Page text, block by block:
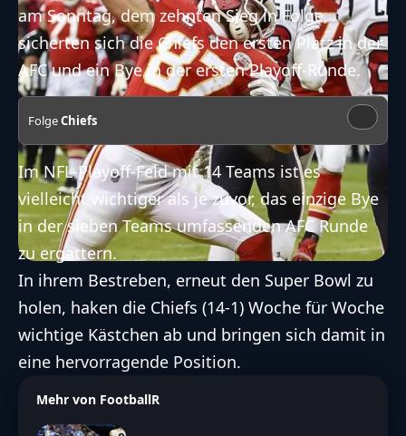
am Sonntag, dem zehnten Sieg in Folge,
sicherten sich dieChiefsden ersten Platz in der
AFCund ein Bye in der ersten Playoff-Runde.
FolgeChiefs
ImNFL-Playoff-Feld mit 14 Teams ist es
vielleicht wichtiger als je zuvor, das einzige Bye
in der sieben Teams umfassendenAFCRunde
zu ergattern.
In ihrem Bestreben, erneut den Super Bowl zu
holen, haken die Chiefs (14-1) Woche für Woche
wichtige Kästchen ab und bringen sich damit in
eine hervorragende Position.
Mehr von FootballR